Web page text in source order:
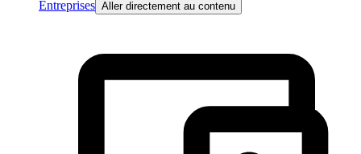
Entreprises Aller directement au contenu